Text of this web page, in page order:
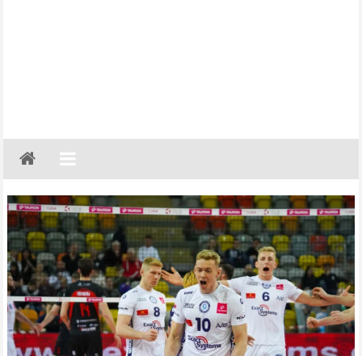
Gazeta
Regionalna
Częstochowa,
Kłobuck,
Lubliniec,
Myszków